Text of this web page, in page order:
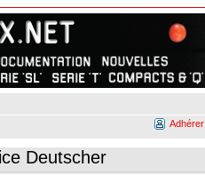
Adhérer
Deutscher